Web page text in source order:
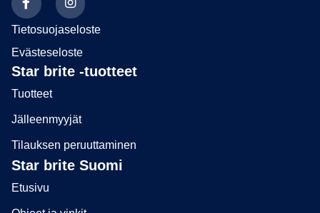
Tietosuojaseloste
Evästeseloste
Star brite -tuotteet
Tuotteet
Jälleenmyyjät
Tilauksen peruuttaminen
Star brite Suomi
Etusivu